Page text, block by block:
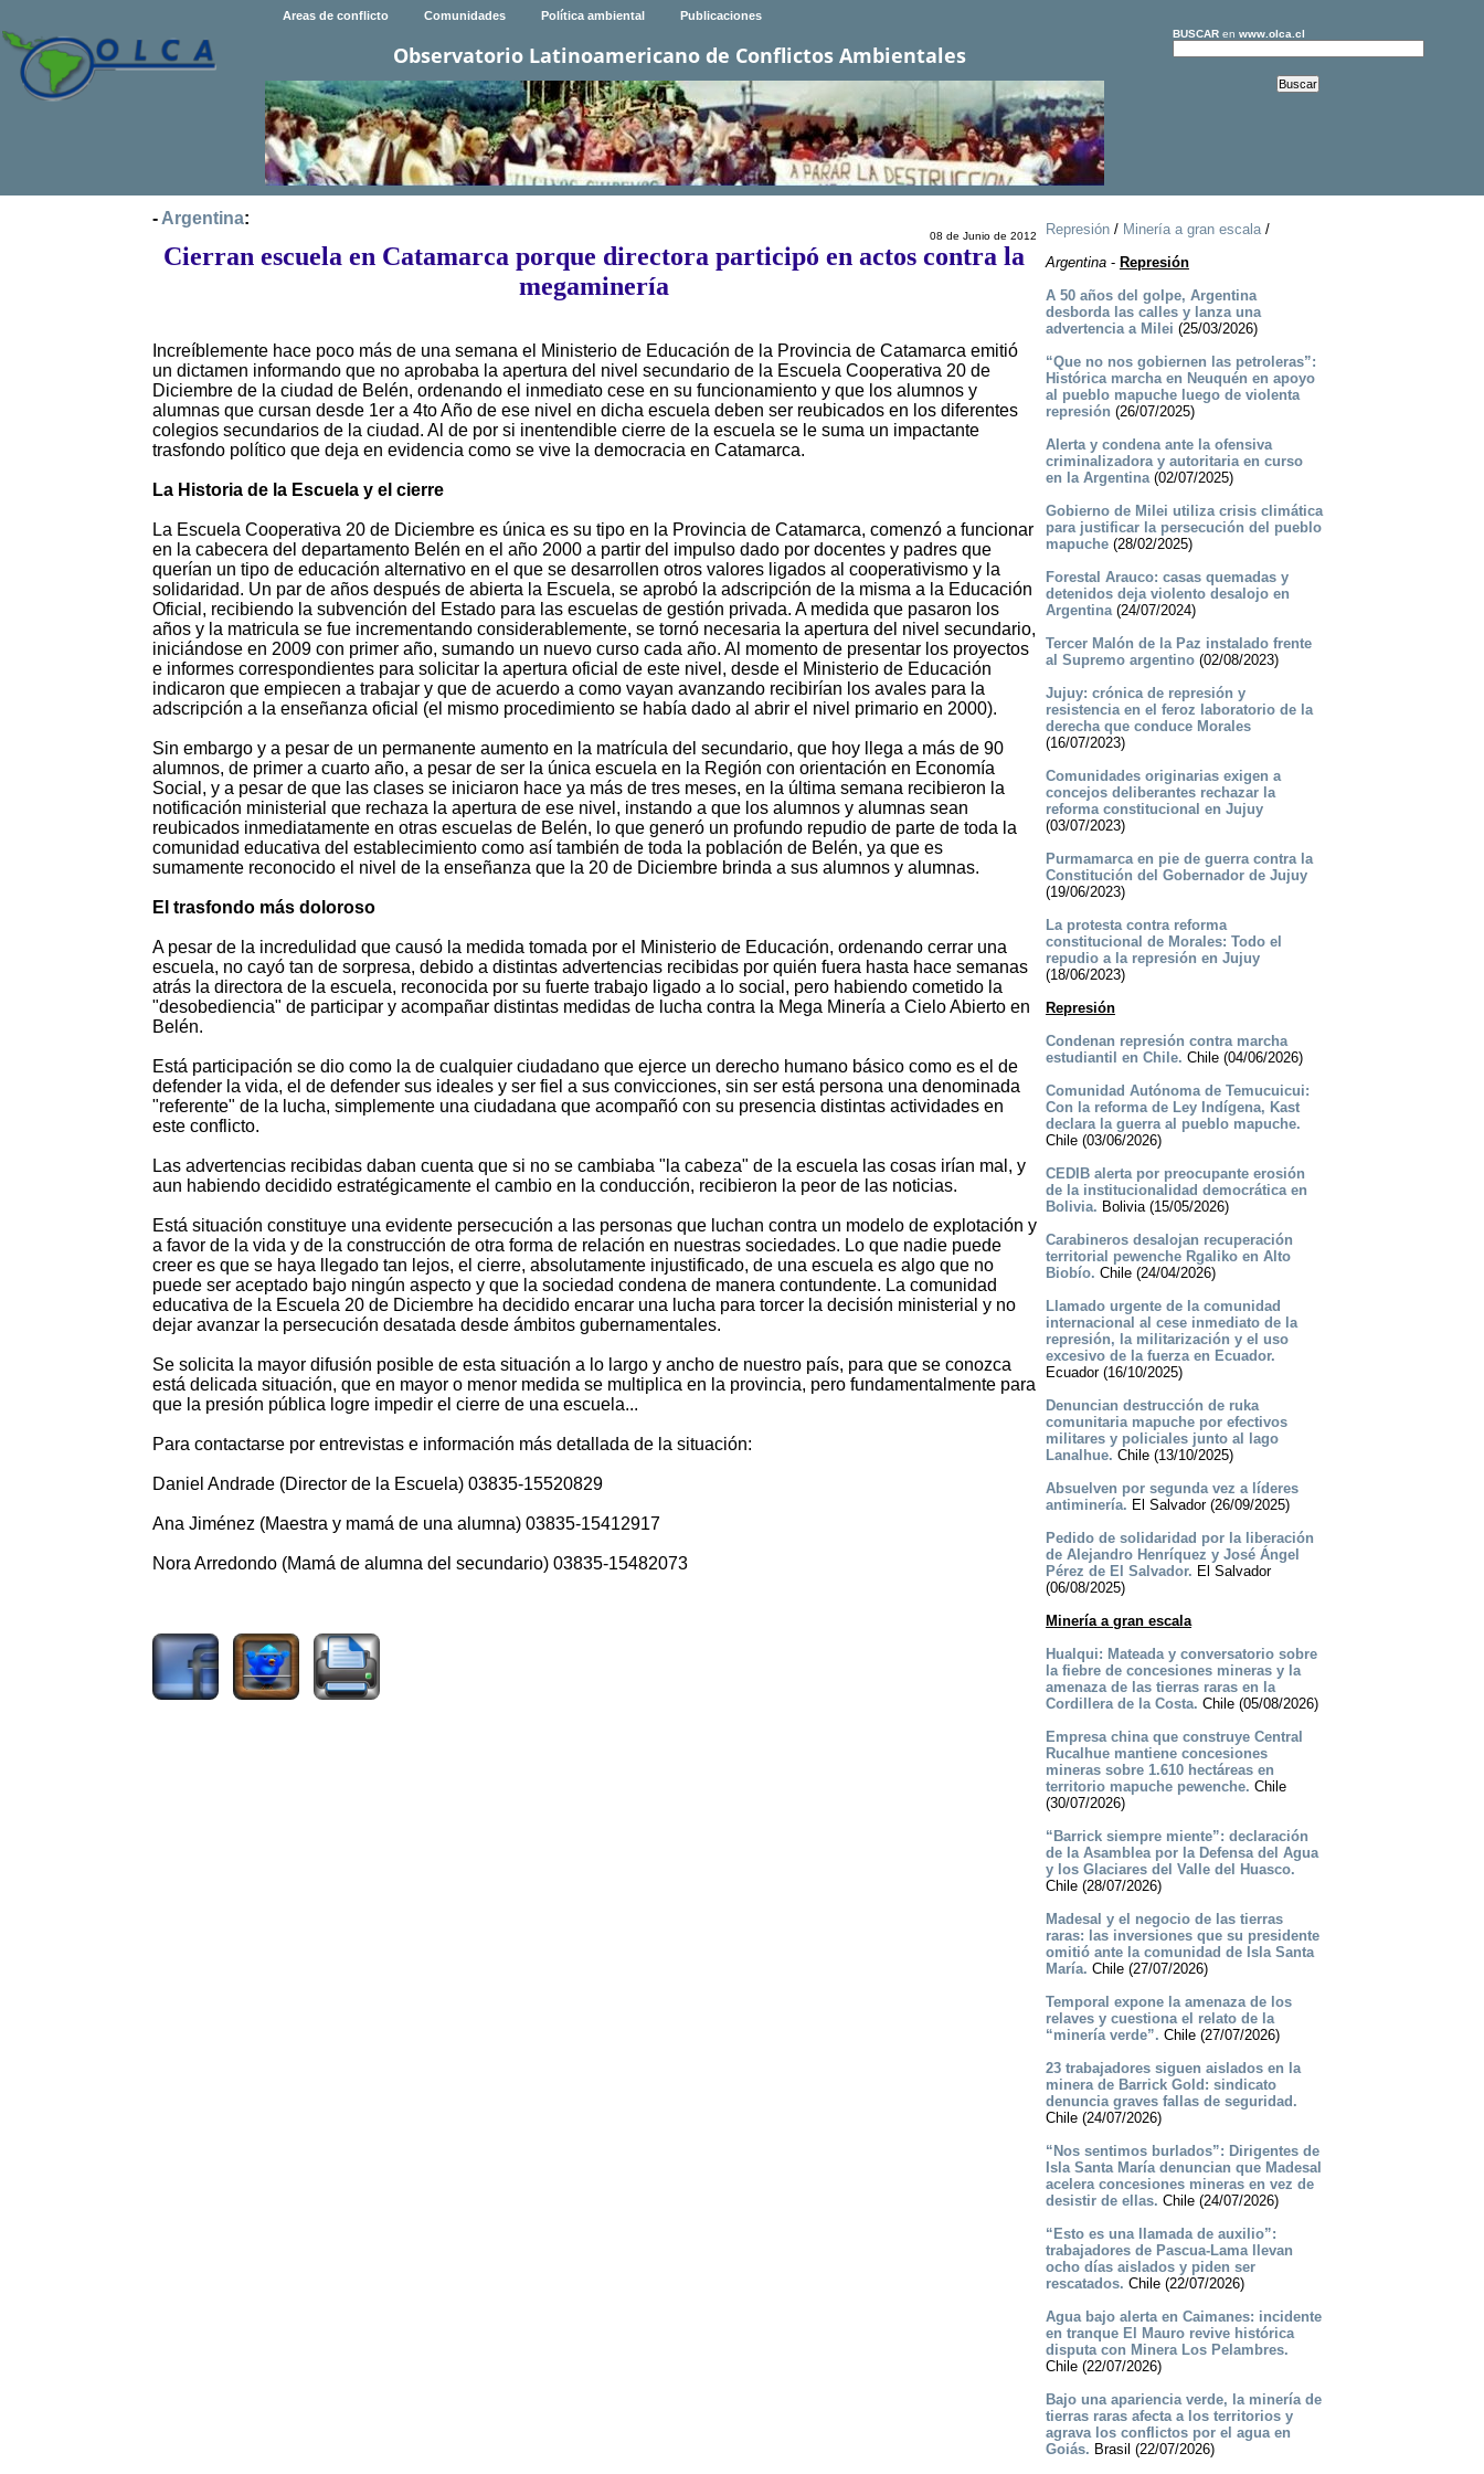
Areas de conflicto Comunidades Política ambiental Publicaciones
Observatorio Latinoamericano de Conflictos Ambientales
BUSCARen www.olca.cl
- Argentina:
08 de Junio de 2012
Cierran escuela en Catamarca porque directora participó en actos contra la
megaminería
Increíblemente hace poco más de una semana el Ministerio de Educación de la Provincia de Catamarca emitió
un dictamen informando que no aprobaba la apertura del nivel secundario de la Escuela Cooperativa 20 de
Diciembre de la ciudad de Belén, ordenando el inmediato cese en su funcionamiento y que los alumnos y
alumnas que cursan desde 1er a 4to Año de ese nivel en dicha escuela deben ser reubicados en los diferentes
colegios secundarios de la ciudad. Al de por si inentendible cierre de la escuela se le suma un impactante
trasfondo político que deja en evidencia como se vive la democracia en Catamarca.
La Historia de la Escuela y el cierre
La Escuela Cooperativa 20 de Diciembre es única es su tipo en la Provincia de Catamarca, comenzó a funcionar
en la cabecera del departamento Belén en el año 2000 a partir del impulso dado por docentes y padres que
querían un tipo de educación alternativo en el que se desarrollen otros valores ligados al cooperativismo y la
solidaridad. Un par de años después de abierta la Escuela, se aprobó la adscripción de la misma a la Educación
Oficial, recibiendo la subvención del Estado para las escuelas de gestión privada. A medida que pasaron los
años y la matricula se fue incrementando considerablemente, se tornó necesaria la apertura del nivel secundario,
iniciándose en 2009 con primer año, sumando un nuevo curso cada año. Al momento de presentar los proyectos
e informes correspondientes para solicitar la apertura oficial de este nivel, desde el Ministerio de Educación
indicaron que empiecen a trabajar y que de acuerdo a como vayan avanzando recibirían los avales para la
adscripción a la enseñanza oficial (el mismo procedimiento se había dado al abrir el nivel primario en 2000).
Sin embargo y a pesar de un permanente aumento en la matrícula del secundario, que hoy llega a más de 90
alumnos, de primer a cuarto año, a pesar de ser la única escuela en la Región con orientación en Economía
Social, y a pesar de que las clases se iniciaron hace ya más de tres meses, en la última semana recibieron la
notificación ministerial que rechaza la apertura de ese nivel, instando a que los alumnos y alumnas sean
reubicados inmediatamente en otras escuelas de Belén, lo que generó un profundo repudio de parte de toda la
comunidad educativa del establecimiento como así también de toda la población de Belén, ya que es
sumamente reconocido el nivel de la enseñanza que la 20 de Diciembre brinda a sus alumnos y alumnas.
El trasfondo más doloroso
A pesar de la incredulidad que causó la medida tomada por el Ministerio de Educación, ordenando cerrar una
escuela, no cayó tan de sorpresa, debido a distintas advertencias recibidas por quién fuera hasta hace semanas
atrás la directora de la escuela, reconocida por su fuerte trabajo ligado a lo social, pero habiendo cometido la
"desobediencia" de participar y acompañar distintas medidas de lucha contra la Mega Minería a Cielo Abierto en
Belén.
Está participación se dio como la de cualquier ciudadano que ejerce un derecho humano básico como es el de
defender la vida, el de defender sus ideales y ser fiel a sus convicciones, sin ser está persona una denominada
"referente" de la lucha, simplemente una ciudadana que acompañó con su presencia distintas actividades en
este conflicto.
Las advertencias recibidas daban cuenta que si no se cambiaba "la cabeza" de la escuela las cosas irían mal, y
aun habiendo decidido estratégicamente el cambio en la conducción, recibieron la peor de las noticias.
Está situación constituye una evidente persecución a las personas que luchan contra un modelo de explotación y
a favor de la vida y de la construcción de otra forma de relación en nuestras sociedades. Lo que nadie puede
creer es que se haya llegado tan lejos, el cierre, absolutamente injustificado, de una escuela es algo que no
puede ser aceptado bajo ningún aspecto y que la sociedad condena de manera contundente. La comunidad
educativa de la Escuela 20 de Diciembre ha decidido encarar una lucha para torcer la decisión ministerial y no
dejar avanzar la persecución desatada desde ámbitos gubernamentales.
Se solicita la mayor difusión posible de esta situación a lo largo y ancho de nuestro país, para que se conozca
está delicada situación, que en mayor o menor medida se multiplica en la provincia, pero fundamentalmente para
que la presión pública logre impedir el cierre de una escuela...
Para contactarse por entrevistas e información más detallada de la situación:
Daniel Andrade (Director de la Escuela) 03835-15520829
Ana Jiménez (Maestra y mamá de una alumna) 03835-15412917
Nora Arredondo (Mamá de alumna del secundario) 03835-15482073
Represión/ Minería a gran escala/
Argentina- Represión
A 50 años del golpe, Argentina
desborda las calles y lanza una
advertencia a Milei (25/03/2026)
“Que no nos gobiernen las petroleras”:
Histórica marcha en Neuquén en apoyo
al pueblo mapuche luego de violenta
represión (26/07/2025)
Alerta y condena ante la ofensiva
criminalizadora y autoritaria en curso
en la Argentina(02/07/2025)
Gobierno de Milei utiliza crisis climática
para justificar la persecución del pueblo
mapuche(28/02/2025)
Forestal Arauco: casas quemadas y
detenidos deja violento desalojo en
Argentina(24/07/2024)
Tercer Malón de la Paz instalado frente
al Supremo argentino(02/08/2023)
Jujuy: crónica de represión y
resistencia en el feroz laboratorio de la
derecha que conduce Morales
(16/07/2023)
Comunidades originarias exigen a
concejos deliberantes rechazar la
reforma constitucional en Jujuy
(03/07/2023)
Purmamarca en pie de guerra contra la
Constitución del Gobernador de Jujuy
(19/06/2023)
La protesta contra reforma
constitucional de Morales: Todo el
repudio a la represión en Jujuy
(18/06/2023)
Represión
Condenan represión contra marcha
estudiantil en Chile. Chile (04/06/2026)
Comunidad Autónoma de Temucuicui:
Con la reforma de Ley Indígena, Kast
declara la guerra al pueblo mapuche.
Chile (03/06/2026)
CEDIB alerta por preocupante erosión
de la institucionalidad democrática en
Bolivia. Bolivia (15/05/2026)
Carabineros desalojan recuperación
territorial pewenche Rgaliko en Alto
Biobío. Chile (24/04/2026)
Llamado urgente de la comunidad
internacional al cese inmediato de la
represión, la militarización y el uso
excesivo de la fuerza en Ecuador.
Ecuador (16/10/2025)
Denuncian destrucción de ruka
comunitaria mapuche por efectivos
militares y policiales junto al lago
Lanalhue. Chile (13/10/2025)
Absuelven por segunda vez a líderes
antiminería. El Salvador (26/09/2025)
Pedido de solidaridad por la liberación
de Alejandro Henríquez y José Ángel
Pérez de El Salvador. El Salvador
(06/08/2025)
Minería a gran escala
Hualqui: Mateada y conversatorio sobre
la fiebre de concesiones mineras y la
amenaza de las tierras raras en la
Cordillera de la Costa. Chile (05/08/2026)
Empresa china que construye Central
Rucalhue mantiene concesiones
mineras sobre 1.610 hectáreas en
territorio mapuche pewenche. Chile
(30/07/2026)
“Barrick siempre miente”: declaración
de la Asamblea por la Defensa del Agua
y los Glaciares del Valle del Huasco.
Chile (28/07/2026)
Madesal y el negocio de las tierras
raras: las inversiones que su presidente
omitió ante la comunidad de Isla Santa
María. Chile (27/07/2026)
Temporal expone la amenaza de los
relaves y cuestiona el relato de la
“minería verde”. Chile (27/07/2026)
23 trabajadores siguen aislados en la
minera de Barrick Gold: sindicato
denuncia graves fallas de seguridad.
Chile (24/07/2026)
“Nos sentimos burlados”: Dirigentes de
Isla Santa María denuncian que Madesal
acelera concesiones mineras en vez de
desistir de ellas. Chile (24/07/2026)
“Esto es una llamada de auxilio”:
trabajadores de Pascua-Lama llevan
ocho días aislados y piden ser
rescatados. Chile (22/07/2026)
Agua bajo alerta en Caimanes: incidente
en tranque El Mauro revive histórica
disputa con Minera Los Pelambres.
Chile (22/07/2026)
Bajo una apariencia verde, la minería de
tierras raras afecta a los territorios y
agrava los conflictos por el agua en
Goiás. Brasil (22/07/2026)